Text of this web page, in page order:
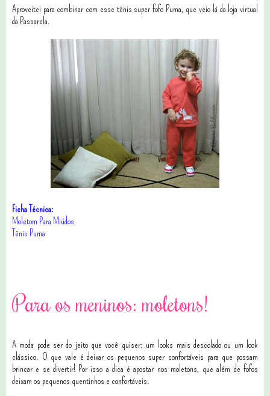
Aproveitei para combinar com esse tênis super fofo Puma, que veio lá da loja virtual
da Passarela.
Ficha Técnica:
Moletom Para Miúdos
Tênis Puma
Para os meninos: moletons!
A moda pode ser do jeito que você quiser: um looks mais descolado ou um look
clássico. O que vale é deixar os pequenos super confortáveis para que possam
brincar e se divertir! Por isso a dica é apostar nos moletons, que além de fofos
deixam os pequenos quentinhos e confortáveis.